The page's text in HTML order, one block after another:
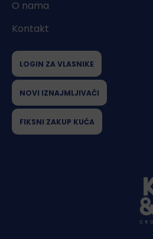
O nama
Kontakt
LOGIN ZA VLASNIKE
NOVI IZNAJMLJIVAČI
FIKSNI ZAKUP KUĆA